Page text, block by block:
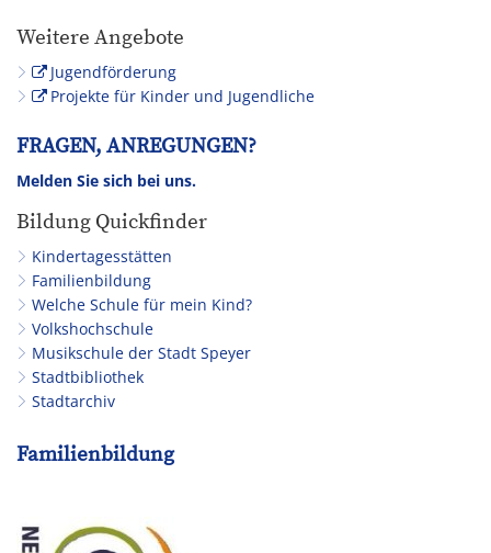
Weitere Angebote
Jugendförderung
Projekte für Kinder und Jugendliche
FRAGEN, ANREGUNGEN?
Melden Sie sich bei uns.
Bildung Quickfinder
Kindertagesstätten
Familienbildung
Welche Schule für mein Kind?
Volkshochschule
Musikschule der Stadt Speyer
Stadtbibliothek
Stadtarchiv
Familienbildung